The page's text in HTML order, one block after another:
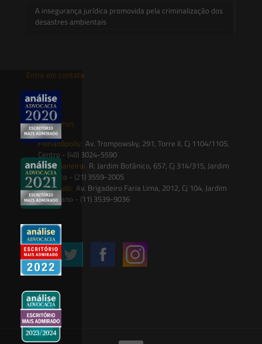
A insegurança jurídica promovida pela criminalização dos
desastres ambientais
Entre em contato
contato@saesadvogados.com.br
Onde estamos
Florianópolis: Av. Trompowsky, 291, Torre II, Cj 1104/1105,
Centro - (48) 3024-5590
Rio de Janeiro: R. Jardim Botânico, 657, Cj 314/315, Jardim
Botânico - (21) 3559-2005
São Paulo: Av. Brigadeiro Faria Lima, 2012, Cj 104, Jardim
Paulistano - (11) 3539-9036
Siga-nos